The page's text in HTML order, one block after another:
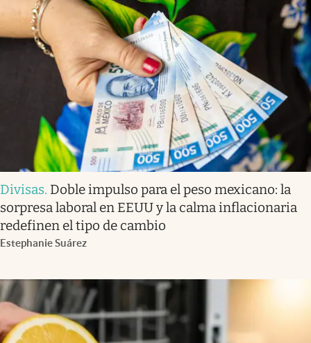
Divisas. Doble impulso para el peso mexicano: la
sorpresa laboral en EEUU y la calma inflacionaria
redefinen el tipo de cambio
Estephanie Suárez